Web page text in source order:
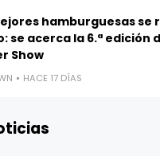
hamburguesas se
se acerca la 6.ª edición
Show
HACE 17 DÍAS